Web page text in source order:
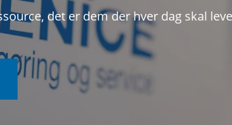
det er dem der hver dag skal